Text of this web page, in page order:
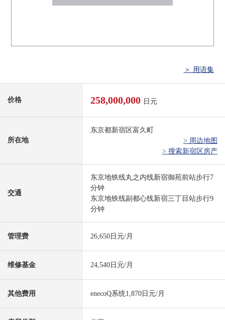
＞ 用语集
价格 258,000,000 日元
所在地
东京都新宿区富久町
> 周边地图
> 搜索新宿区房产
交通
东京地铁线丸之内线新宿御苑前站步行7
分钟
东京地铁线副都心线新宿三丁目站步行9
分钟
管理费 26,650日元/月
维修基金 24,540日元/月
其他费用 enecoQ系统1,870日元/月